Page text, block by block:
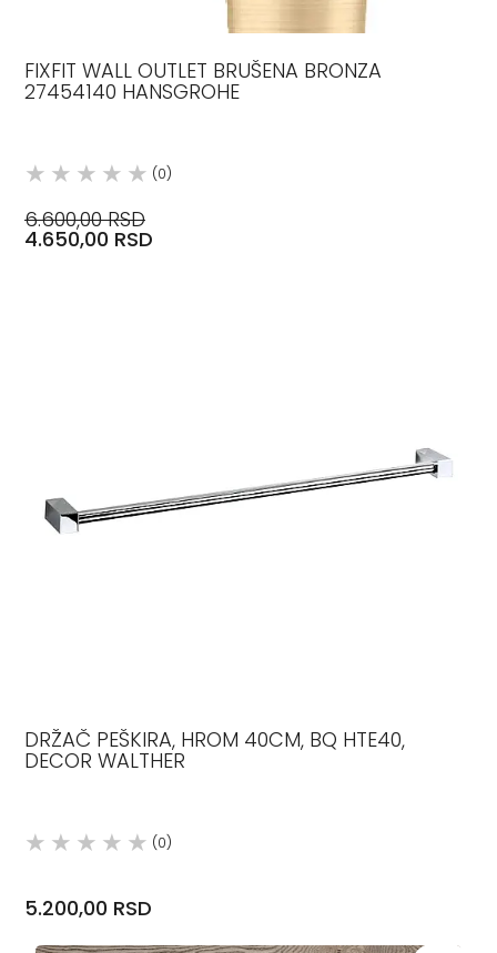
FIXFIT WALL OUTLET BRUŠENA BRONZA
27454140 HANSGROHE
(0)
6.600,00 RSD
4.650,00 RSD
DRŽAČ PEŠKIRA, HROM 40CM, BQ HTE40,
DECOR WALTHER
(0)
5.200,00 RSD